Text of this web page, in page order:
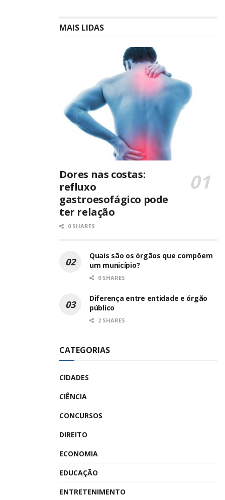
MAIS LIDAS
Dores nas costas:
refluxo
gastroesofágico pode
ter relação
0 SHARES
Quais são os órgãos que compõem
um município?
0 SHARES
Diferença entre entidade e órgão
público
2 SHARES
CATEGORIAS
CIDADES
CIÊNCIA
CONCURSOS
DIREITO
ECONOMIA
EDUCAÇÃO
ENTRETENIMENTO